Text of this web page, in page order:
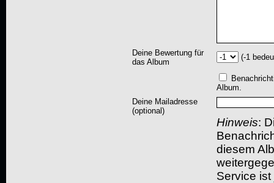
Deine Bewertung für
das Album
(-1
Album.
Deine Mailadresse
(optional)
Hinweis:
diesem
Service